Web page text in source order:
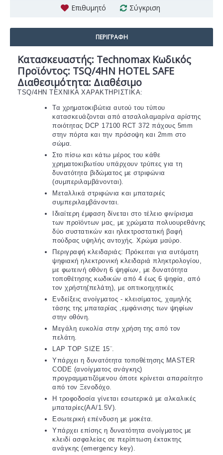
Επιθυμητό Σύγκριση
ΠΕΡΙΓΡΑΦΉ
Κατασκευαστής: Technomax Κωδικός
Προϊόντος: TSQ/4HN HOTEL SAFE
Διαθεσιμότητα: Διαθέσιμο
TSQ/4HN ΤΕΧΝΙΚΑ ΧΑΡΑΚΤΗΡΙΣΤΙΚΑ:
Τα χρηματοκιβώτια αυτού του τύπου
κατασκευάζονται από ατσαλολαμαρίνα αρίστης
ποιότητας DCP 17100 RCT 372 πάχους 5mm
στην πόρτα και την πρόσοψη και 2mm στο
σώμα.
Στο πίσω και κάτω μέρος του κάθε
χρηματοκιβωτίου υπάρχουν τρύπες για τη
δυνατότητα βιδώματος με στριφώνια
(συμπεριλαμβάνονται).
Μεταλλικά στριφώνια και μπαταριές
συμπεριλαμβάνονται.
Ιδιαίτερη έμφαση δίνεται στο τέλειο φινίρισμα
των προϊόντων μας, με χρώματα πολυουρεθάνης
δύο συστατικών και ηλεκτροστατική βαφή
πούδρας υψηλής αντοχής. Χρώμα μαύρο.
Περιγραφή κλειδαριάς: Πρόκειται για αυτόματη
ψηφιακή ηλεκτρονική κλειδαριά πληκτρολογίου,
με φωτεινή οθόνη 6 ψηφίων, με δυνατότητα
τοποθέτησης κωδικών από 4 έως 6 ψηφία, από
τον χρήστη(πελάτη), με οπτικοηχητικές
Ενδείξεις ανοίγματος - κλεισίματος, χαμηλής
τάσης της μπαταρίας ,εμφάνισης των ψηφίων
στην οθόνη.
Μεγάλη ευκολία στην χρήση της από τον
πελάτη.
LAP TOP SIZE 15¨.
Υπάρχει η δυνατότητα τοποθέτησης MASTER
CODE (ανοίγματος ανάγκης)
προγραμματιζόμενου όποτε κρίνεται απαραίτητο
από τον Ξενοδόχο.
Η τροφοδοσία γίνεται εσωτερικά με αλκαλικές
μπαταρίες(AA/1.5V).
Εσωτερική επένδυση με μοκέτα.
Υπάρχει επίσης η δυνατότητα ανοίγματος με
κλειδί ασφαλείας σε περίπτωση έκτακτης
ανάγκης (emergency key).